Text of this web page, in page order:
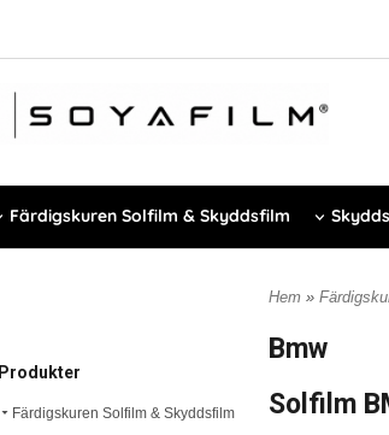
Färdigskuren Solfilm & Skyddsfilm
Produkter
Färdigskuren Solfilm & Skyddsfilm
Hem »
Bmw
Solfilm